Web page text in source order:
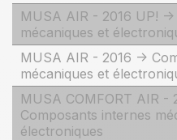
MUSA AIR - 2016 UP! -
mécaniques et
MUSA AIR - 2016 ->
mécaniques et
MUSA COMFORT AIR -
Composants internes
électroniques